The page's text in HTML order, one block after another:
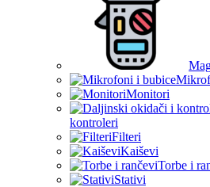
Monitori
kontroleri
Filteri
Kaiševi
Torbe i
Stativi